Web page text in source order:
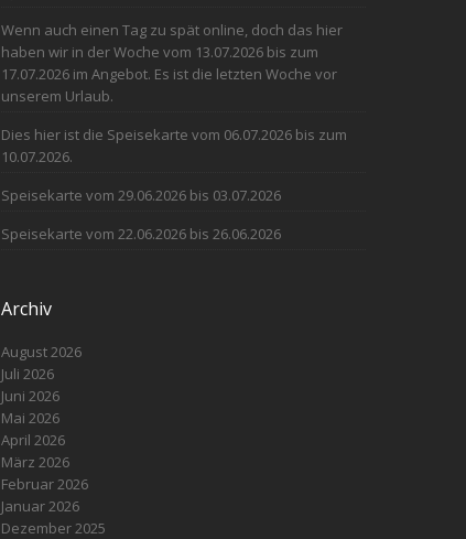
Wenn auch einen Tag zu spät online, doch das hier
haben wir in der Woche vom 13.07.2026 bis zum
17.07.2026 im Angebot. Es ist die letzten Woche vor
unserem Urlaub.
Dies hier ist die Speisekarte vom 06.07.2026 bis zum
10.07.2026.
Speisekarte vom 29.06.2026 bis 03.07.2026
Speisekarte vom 22.06.2026 bis 26.06.2026
Archiv
August 2026
Juli 2026
Juni 2026
Mai 2026
April 2026
März 2026
Februar 2026
Januar 2026
Dezember 2025